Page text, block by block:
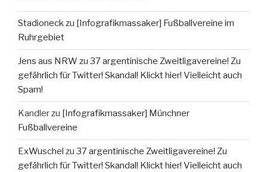
Stadioneckzu [Infografikmassaker] Fußballvereine im
Ruhrgebiet
Jens aus NRW zu 37 argentinische Zweitligavereine! Zu
gefährlich für Twitter! Skandal! Klickt hier! Vielleicht auch
Spam!
Kandlerzu [Infografikmassaker] Münchner
Fußballvereine
ExWuschel zu 37 argentinische Zweitligavereine! Zu
gefährlich für Twitter! Skandal! Klickt hier! Vielleicht auch